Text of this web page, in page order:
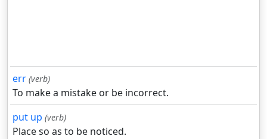
err (verb)
To make a mistake or be incorrect.
put up (verb)
Place so as to be noticed.